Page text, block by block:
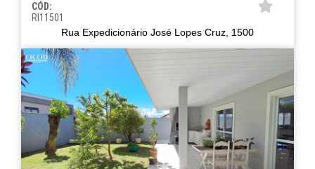
CÓD:
RI11501
Rua Expedicionário José Lopes Cruz, 1500